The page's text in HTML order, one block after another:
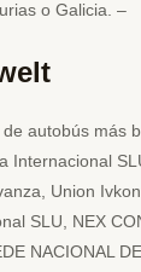
o Galicia. –
autobús más
Internacional
Union
SLU, NEX
NACIONAL